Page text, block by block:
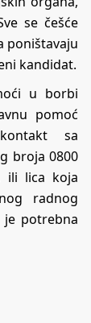
se češće
poništavaju
kandidat.
u borbi
pomoć
sa
broja 0800
ili lica koja
radnog
potrebna